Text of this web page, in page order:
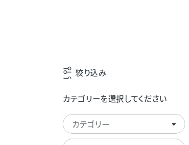
絞り込み
カテゴリーを選択してください
カテゴリー